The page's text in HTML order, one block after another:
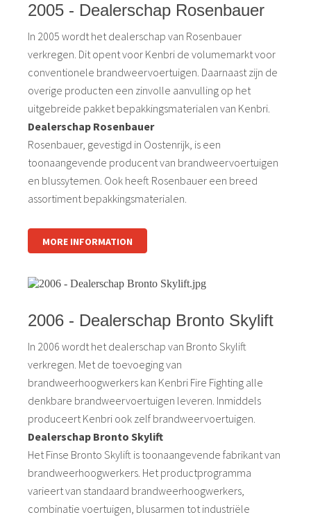
2005 - Dealerschap Rosenbauer
In 2005 wordt het dealerschap van Rosenbauer
verkregen. Dit opent voor Kenbri de volumemarkt voor
conventionele brandweervoertuigen. Daarnaast zijn de
overige producten een zinvolle aanvulling op het
uitgebreide pakket bepakkingsmaterialen van Kenbri.
Dealerschap Rosenbauer
Rosenbauer, gevestigd in Oostenrijk, is een
toonaangevende producent van brandweervoertuigen
en blussytemen. Ook heeft Rosenbauer een breed
assortiment bepakkingsmaterialen.
MORE INFORMATION
2006 - Dealerschap Bronto Skylift
In 2006 wordt het dealerschap van Bronto Skylift
verkregen. Met de toevoeging van
brandweerhoogwerkers kan Kenbri Fire Fighting alle
denkbare brandweervoertuigen leveren. Inmiddels
produceert Kenbri ook zelf brandweervoertuigen.
Dealerschap Bronto Skylift
Het Finse Bronto Skylift is toonaangevende fabrikant van
brandweerhoogwerkers. Het productprogramma
varieert van standaard brandweerhoogwerkers,
combinatie voertuigen, blusarmen tot industriële